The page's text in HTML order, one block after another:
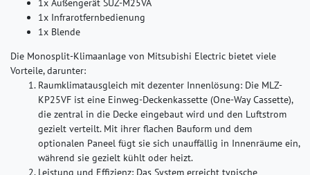
1x Infrarotfernbedienung
1x Blende
Die Monosplit-Klimaanlage von Mitsubishi Electric bietet viele
Vorteile, darunter:
Raumklimatausgleich mit dezenter Innenlösung: Die MLZ-
KP25VF ist eine Einweg-Deckenkassette (One-Way Cassette),
die zentral in die Decke eingebaut wird und den Luftstrom
gezielt verteilt. Mit ihrer flachen Bauform und dem
optionalen Paneel fügt sie sich unauffällig in Innenräume ein,
während sie gezielt kühlt oder heizt.
Leistung und Effizienz: Das System erreicht typische